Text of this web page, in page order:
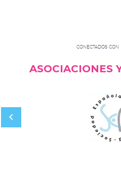
CONECTADOS
ASOCIACIONES